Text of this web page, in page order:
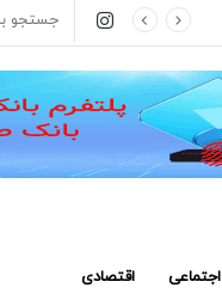
اینستاگرام
اجتماعی اقتصادی